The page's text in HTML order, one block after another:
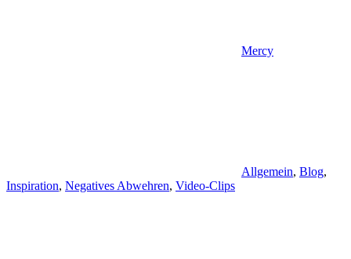
Mercy
Allgemein, Blog,
Inspiration, Negatives Abwehren, Video-Clips